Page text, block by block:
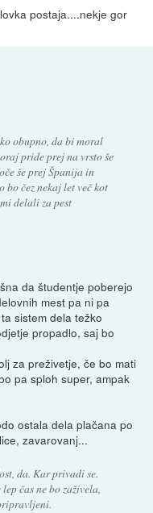
postaja....nekje gor
obupno, da bi moral
pride prej na vrsto še
še prej Španija in
bo čez nekaj let več kot
delali za pest
da študentje poberejo
mest pa ni pa
sistem dela težko
propadlo, saj bo
za preživetje, če bo mati
pa sploh super, ampak
ostala dela plačana po
zavarovanj...
da. Kar privadi se.
čas ne bo zaživela,